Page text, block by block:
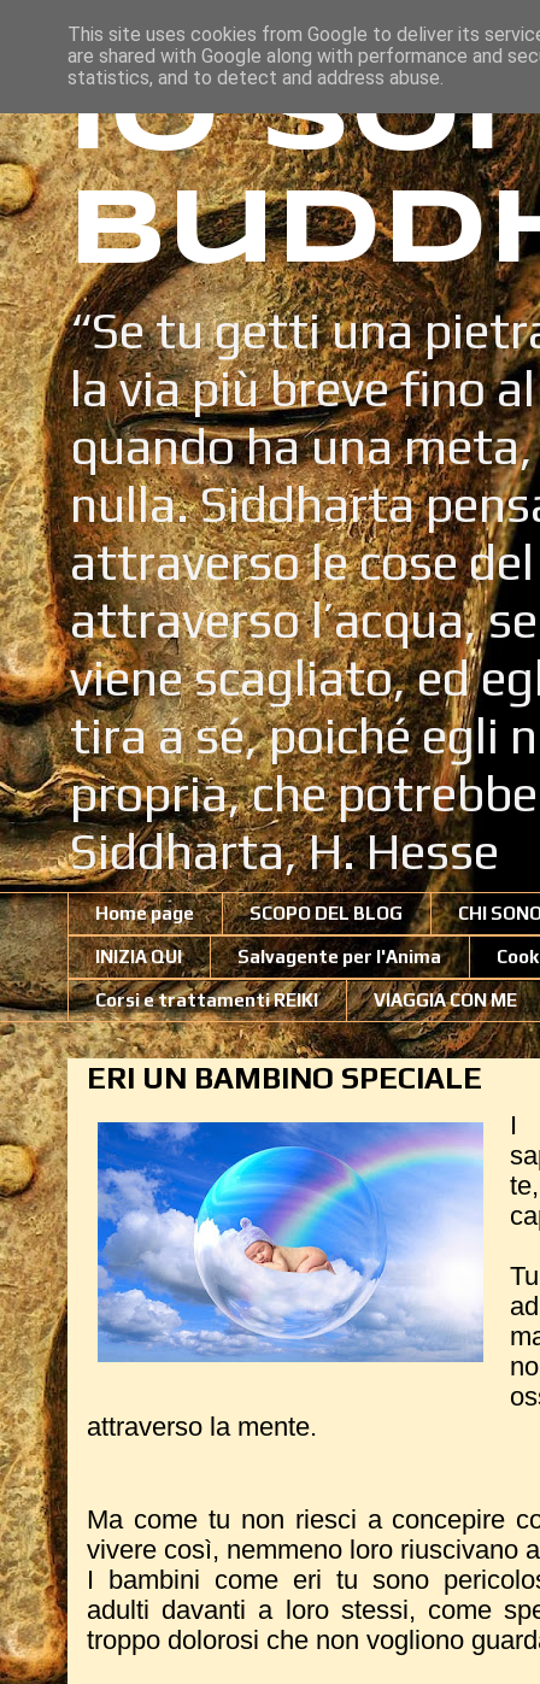
Io
“Se tu getti una
la via più breve fino
quando ha una
nulla. Siddharta
attraverso le cose
attraverso l’acqua,
viene scagliato, ed
tira a sé, poiché egli
propria, che
Siddharta, H. Hesse
Home page SCOPO DEL BLOG CHI
INIZIA QUI Salvagente per l'Anima
Corsi e trattamenti REIKI VIAGGIA CON ME
ERI UN BAMBINO SPECIALE
I
attraverso la mente.
Ma come tu non riesci a concepire
vivere così, nemmeno loro riuscivano
I bambini come eri tu sono
adulti davanti a loro stessi, come
troppo dolorosi che non vogliono
This site uses cookies from Google to deliver its
are shared with Google along with performance and
statistics, and to detect and address abuse.